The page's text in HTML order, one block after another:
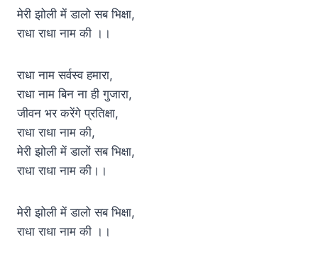
मेरी झोली में डालो सब भिक्षा,
राधा राधा नाम की ।।
राधा नाम सर्वस्व हमारा,
राधा नाम बिन ना ही गुजारा,
जीवन भर करेंगे प्रतिक्षा,
राधा राधा नाम की,
मेरी झोली में डालों सब भिक्षा,
राधा राधा नाम की।।
मेरी झोली में डालो सब भिक्षा,
राधा राधा नाम की ।।